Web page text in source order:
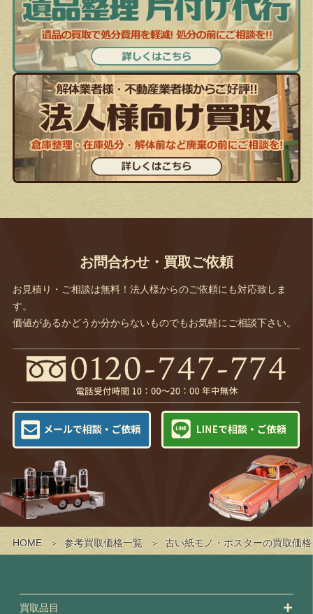
HOME 参考買取価格一覧 古い紙モノ・ポスターの買取価格
お問合わせ・買取ご依頼
お見積り・ご相談は無料！法人様からのご依頼にも対応致しま
す。
価値があるかどうか分からないものでもお気軽にご相談下さい。
買取品目